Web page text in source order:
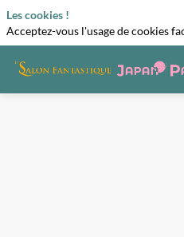
Les cookies !
Acceptez-vous l'usage de cookies